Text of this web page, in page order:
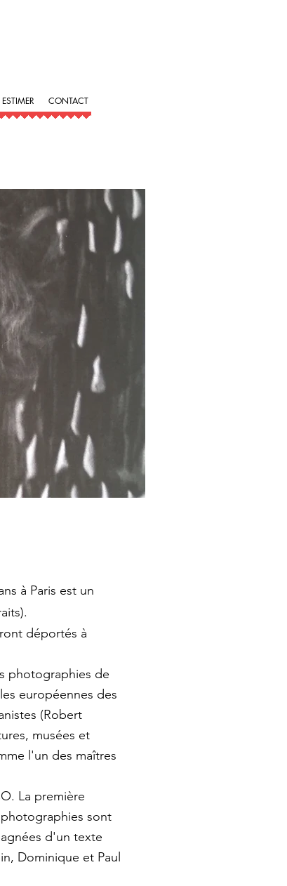
ESTIMER CONTACT
à Paris est un
déportés à
photographies de
européennes des
(Robert
musées et
l'un des maîtres
La première
sont
d'un texte
Dominique et Paul